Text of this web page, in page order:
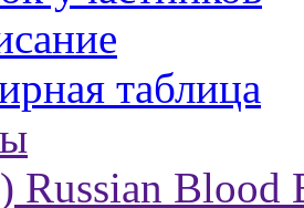
таблица
Russian Blood